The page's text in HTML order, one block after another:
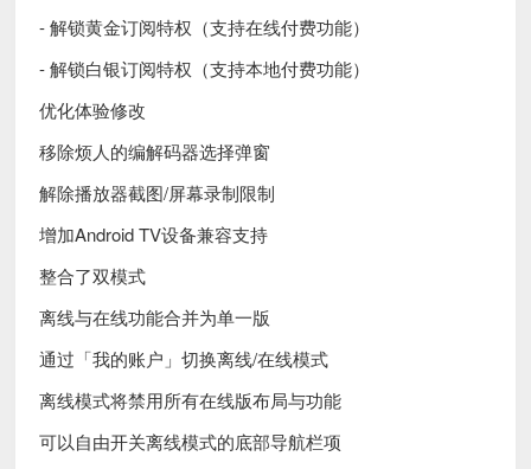
- 解锁黄金订阅特权（支持在线付费功能）
- 解锁白银订阅特权（支持本地付费功能）
优化体验修改
移除烦人的编解码器选择弹窗
解除播放器截图/屏幕录制限制
增加Android TV设备兼容支持
整合了双模式
离线与在线功能合并为单一版
通过「我的账户」切换离线/在线模式
离线模式将禁用所有在线版布局与功能
可以自由开关离线模式的底部导航栏项